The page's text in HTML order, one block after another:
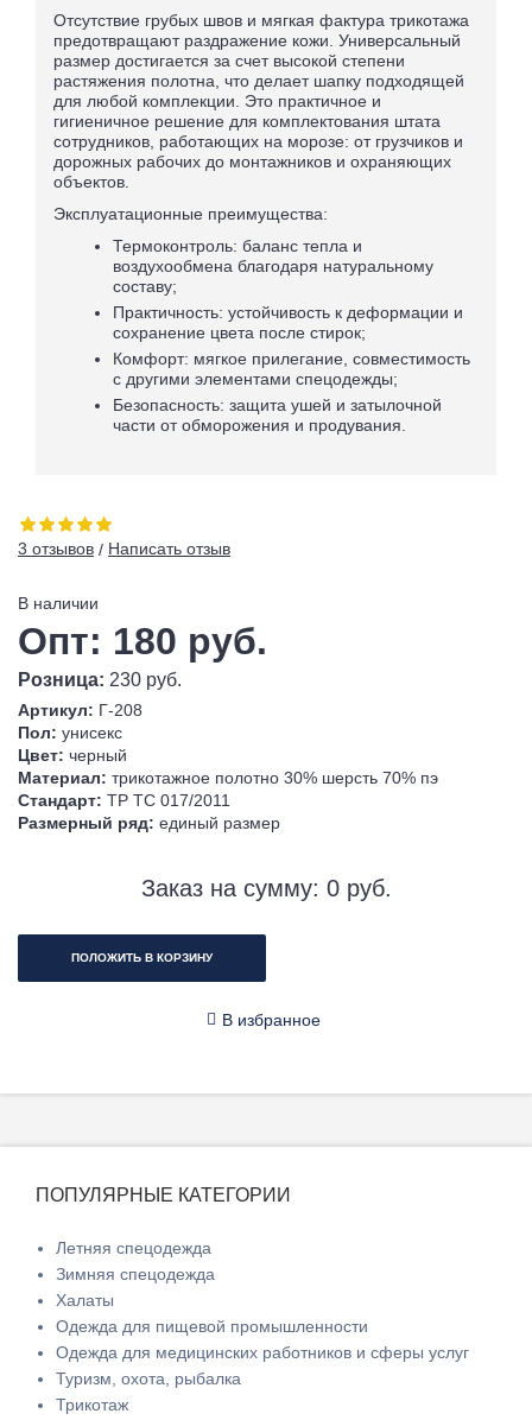
Отсутствие грубых швов и мягкая фактура трикотажа
предотвращают раздражение кожи. Универсальный
размер достигается за счет высокой степени
растяжения полотна, что делает шапку подходящей
для любой комплекции. Это практичное и
гигиеничное решение для комплектования штата
сотрудников, работающих на морозе: от грузчиков и
дорожных рабочих до монтажников и охраняющих
объектов.
Эксплуатационные преимущества:
Термоконтроль: баланс тепла и
воздухообмена благодаря натуральному
составу;
Практичность: устойчивость к деформации и
сохранение цвета после стирок;
Комфорт: мягкое прилегание, совместимость
с другими элементами спецодежды;
Безопасность: защита ушей и затылочной
части от обморожения и продувания.
3 отзывов / Написать отзыв
В наличии
Опт: 180 руб.
Розница: 230 руб.
Артикул: Г-208
Пол: унисекс
Цвет: черный
Материал: трикотажное полотно 30% шерсть 70% пэ
Стандарт: ТР ТС 017/2011
Размерный ряд: единый размер
Заказ на сумму: 0руб.
ПОЛОЖИТЬ В КОРЗИНУ
В избранное
ПОПУЛЯРНЫЕ КАТЕГОРИИ
Летняя спецодежда
Зимняя спецодежда
Халаты
Одежда для пищевой промышленности
Одежда для медицинских работников и сферы услуг
Туризм, охота, рыбалка
Трикотаж